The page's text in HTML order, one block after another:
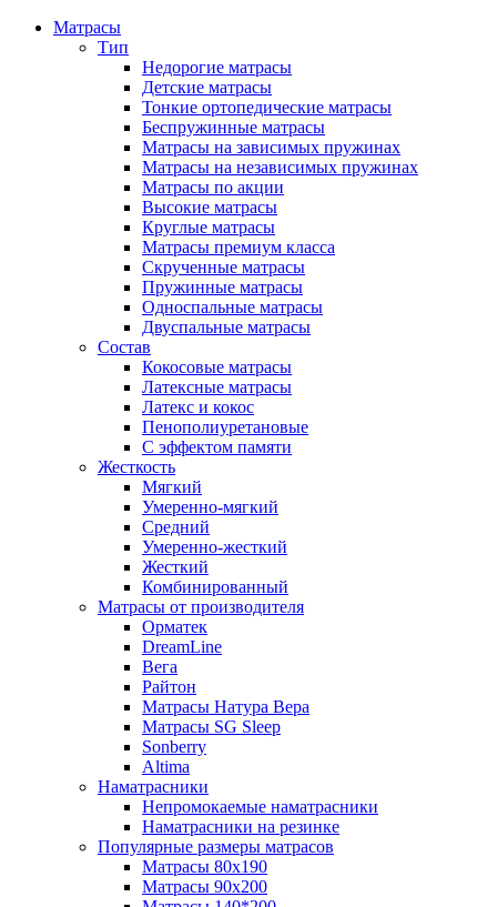
Матрасы
Тип
Недорогие матрасы
Детские матрасы
Тонкие ортопедические матрасы
Беспружинные матрасы
Матрасы на зависимых пружинах
Матрасы на независимых пружинах
Матрасы по акции
Высокие матрасы
Круглые матрасы
Матрасы премиум класса
Скрученные матрасы
Пружинные матрасы
Односпальные матрасы
Двуспальные матрасы
Состав
Кокосовые матрасы
Латексные матрасы
Латекс и кокос
Пенополиуретановые
С эффектом памяти
Жесткость
Мягкий
Умеренно-мягкий
Средний
Умеренно-жесткий
Жесткий
Комбинированный
Матрасы от производителя
Орматек
DreamLine
Вега
Райтон
Матрасы Натура Вера
Матрасы SG Sleep
Sonberry
Altima
Наматрасники
Непромокаемые наматрасники
Наматрасники на резинке
Популярные размеры матрасов
Матрасы 80x190
Матрасы 90x200